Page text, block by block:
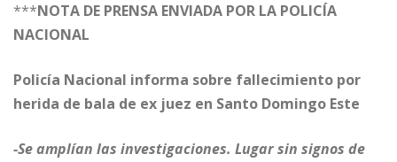
***NOTA DE PRENSA ENVIADA POR LA POLICÍA
NACIONAL
Policía Nacional informa sobre fallecimiento por
herida de bala de ex juez en Santo Domingo Este
-Se amplían las investigaciones. Lugar sin signos de